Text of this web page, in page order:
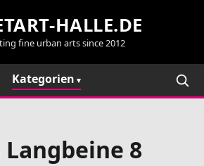
HALLE.DE
fine urban arts since 2012
Kategorien
8